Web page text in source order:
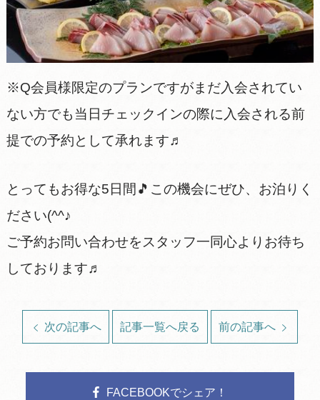
※Q会員様限定のプランですがまだ入会されてい
ない方でも当日チェックインの際に入会される前
提での予約として承れます♬
とってもお得な5日間🎵この機会にぜひ、お泊りく
ださい(^^♪
ご予約お問い合わせをスタッフ一同心よりお待ち
しております♬
次の記事へ 記事一覧へ戻る 前の記事へ
FACEBOOKでシェア！